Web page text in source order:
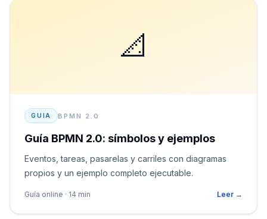
📐
GUIA BPMN 2.0
Guía BPMN 2.0: símbolos y ejemplos
Eventos, tareas, pasarelas y carriles con diagramas
propios y un ejemplo completo ejecutable.
Guía online · 14 min Leer →